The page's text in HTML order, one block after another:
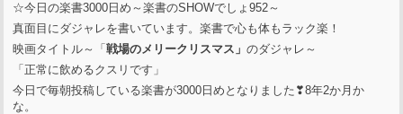
☆今日の楽書3000日め～楽書のSHOWでしょ952～
真面目にダジャレを書いています。楽書で心も体もラック楽！
映画タイトル～「戦場のメリークリスマス」のダジャレ～
「正常に飲めるクスリです」
今日で毎朝投稿している楽書が3000日めとなりました❣8年2か月か
な。